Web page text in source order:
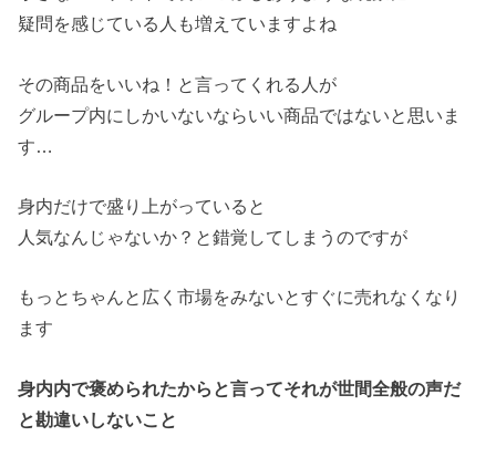
疑問を感じている人も増えていますよね
その商品をいいね！と言ってくれる人が
グループ内にしかいないならいい商品ではないと思いま
す…
身内だけで盛り上がっていると
人気なんじゃないか？と錯覚してしまうのですが
もっとちゃんと広く市場をみないとすぐに売れなくなり
ます
身内内で褒められたからと言ってそれが世間全般の声だ
と勘違いしないこと